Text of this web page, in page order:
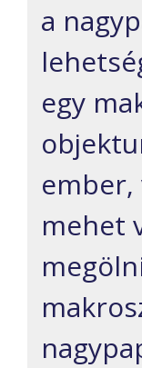
a
egy
ember,
mehet